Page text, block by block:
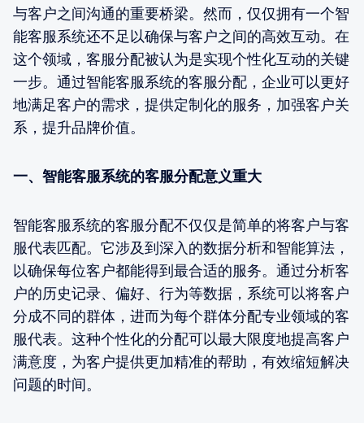
与客户之间沟通的重要桥梁。然而，仅仅拥有一个智
能客服系统还不足以确保与客户之间的高效互动。在
这个领域，客服分配被认为是实现个性化互动的关键
一步。通过智能客服系统的客服分配，企业可以更好
地满足客户的需求，提供定制化的服务，加强客户关
系，提升品牌价值。
一、智能客服系统的客服分配意义重大
智能客服系统的客服分配不仅仅是简单的将客户与客
服代表匹配。它涉及到深入的数据分析和智能算法，
以确保每位客户都能得到最合适的服务。通过分析客
户的历史记录、偏好、行为等数据，系统可以将客户
分成不同的群体，进而为每个群体分配专业领域的客
服代表。这种个性化的分配可以最大限度地提高客户
满意度，为客户提供更加精准的帮助，有效缩短解决
问题的时间。